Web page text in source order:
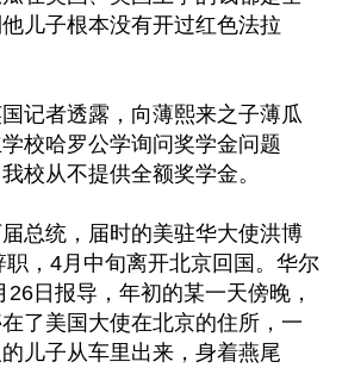
儿子根本没有开过红色法拉
记者透露，向薄熙来之子薄瓜
校哈罗公学询问奖学金问题
校从不提供全额奖学金。
总统，届时的美驻华大使洪博
，4月中旬离开北京回国。华尔
日报导，年初的某一天傍晚，
了美国大使在北京的住所，一
儿子从车里出来，身着燕尾